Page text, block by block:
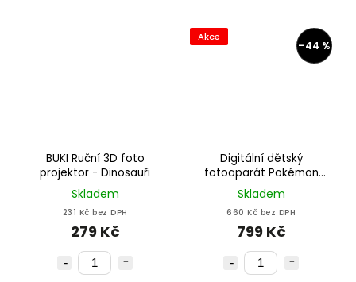
BUKI Ruční 3D foto
projektor - Dinosauři
Skladem
231 Kč bez DPH
279 Kč
Akce
–44 %
Digitální dětský
fotoaparát Pokémon
Pikachu 5 MP + Full HD
videokamera 1080p
Skladem
660 Kč bez DPH
799 Kč